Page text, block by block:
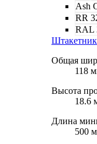
Ash
RR
RAL
Общая
118
Высота
18.6
Длина
500